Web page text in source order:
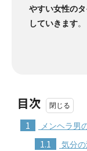
やすい女性の
していきます。
目次
1 メンヘラ男
1.1 気分